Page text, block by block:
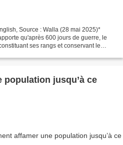
Source : Walla (28 mai 2025)*
qu'après 600 jours de guerre, le
ses rangs et conservant le
population jusqu’à ce